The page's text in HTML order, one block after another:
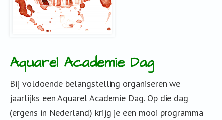
Aquarel Academie Dag
Bij voldoende belangstelling organiseren we
jaarlijks een Aquarel Academie Dag. Op die dag
(ergens in Nederland) krijg je een mooi programma